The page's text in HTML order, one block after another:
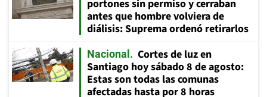
portones sin permiso y cerraban
antes que hombre volviera de
diálisis: Suprema ordenó retirarlos
Nacional
Cortes de luz en
Santiago hoy sábado 8 de agosto:
Estas son todas las comunas
afectadas hasta por 8 horas